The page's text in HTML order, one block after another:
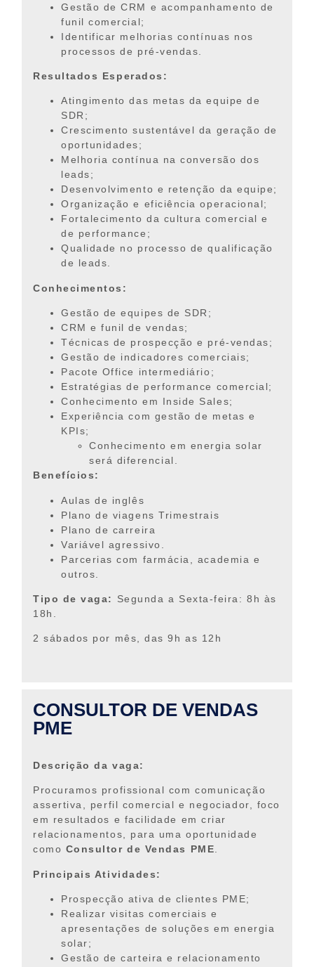
Gestão de CRM e acompanhamento de
funil comercial;
Identificar melhorias contínuas nos
processos de pré-vendas.
Resultados Esperados:
Atingimento das metas da equipe de
SDR;
Crescimento sustentável da geração de
oportunidades;
Melhoria contínua na conversão dos
leads;
Desenvolvimento e retenção da equipe;
Organização e eficiência operacional;
Fortalecimento da cultura comercial e
de performance;
Qualidade no processo de qualificação
de leads.
Conhecimentos:
Gestão de equipes de SDR;
CRM e funil de vendas;
Técnicas de prospecção e pré-vendas;
Gestão de indicadores comerciais;
Pacote Office intermediário;
Estratégias de performance comercial;
Conhecimento em Inside Sales;
Experiência com gestão de metas e
KPIs;
Conhecimento em energia solar
será diferencial.
Benefícios:
Aulas de inglês
Plano de viagens Trimestrais
Plano de carreira
Variável agressivo.
Parcerias com farmácia, academia e
outros.
Tipo de vaga:
Segunda a Sexta-feira: 8h às
18h.
2 sábados por mês, das 9h as 12h
CONSULTOR DE VENDAS
PME
Descrição da vaga:
Procuramos profissional com comunicação
assertiva, perfil comercial e negociador, foco
em resultados e facilidade em criar
relacionamentos, para uma oportunidade
como Consultor de Vendas PME.
Principais Atividades:
Prospecção ativa de clientes PME;
Realizar visitas comerciais e
apresentações de soluções em energia
solar;
Gestão de carteira e relacionamento